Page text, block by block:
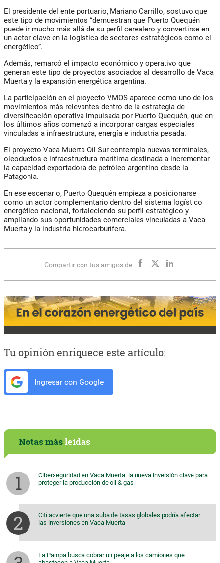
El presidente del ente portuario, Mariano Carrillo, sostuvo que
este tipo de movimientos “demuestran que Puerto Quequén
puede ir mucho más allá de su perfil cerealero y convertirse en
un actor clave en la logística de sectores estratégicos como el
energético”.
Además, remarcó el impacto económico y operativo que
generan este tipo de proyectos asociados al desarrollo de Vaca
Muerta y la expansión energética argentina.
La participación en el proyecto VMOS aparece como uno de los
movimientos más relevantes dentro de la estrategia de
diversificación operativa impulsada por Puerto Quequén, que en
los últimos años comenzó a incorporar cargas especiales
vinculadas a infraestructura, energía e industria pesada.
El proyecto Vaca Muerta Oil Sur contempla nuevas terminales,
oleoductos e infraestructura marítima destinada a incrementar
la capacidad exportadora de petróleo argentino desde la
Patagonia.
En ese escenario, Puerto Quequén empieza a posicionarse
como un actor complementario dentro del sistema logístico
energético nacional, fortaleciendo su perfil estratégico y
ampliando sus oportunidades comerciales vinculadas a Vaca
Muerta y la industria hidrocarburífera.
Compartir con tus amigos de
Tu opinión enriquece este artículo:
Ingresar con Google
Notas másleídas
Ciberseguridad en Vaca Muerta: la nueva inversión clave para
proteger la producción de oil & gas
Citi advierte que una suba de tasas globales podría afectar
las inversiones en Vaca Muerta
La Pampa busca cobrar un peaje a los camiones que